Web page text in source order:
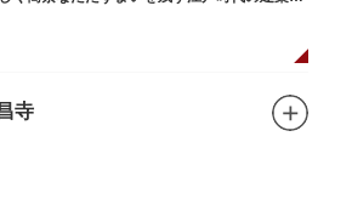
災、第二次大戦の戦災でも周辺を災禍から守
」とも呼ばれています。
を往来して参拝する人の目印となったのがこ
授かりに来る人も多いそうです。
尊像が祀られています。その姿は肩に袋がな
る珍しいもので、古くから庶民に尊信されて
7日）
寺